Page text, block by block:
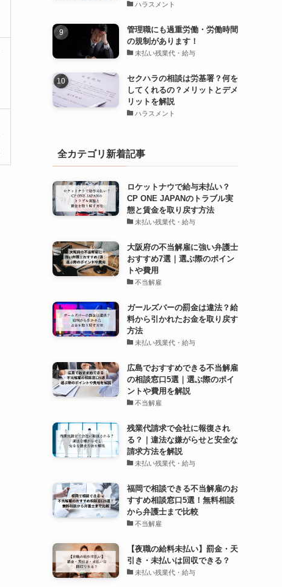
ハラスメント
管理職にも過重労働・労働時間
の規制があります！
未払い残業代・給与
セクハラの相談は労基署？何を
してくれるの？メリットとデメ
リットを解説
ハラスメント
全カテゴリ新着記事
ロケットナウで給与未払い？
CP ONE JAPANのトラブル実
態と賃金を取り戻す方法
未払い残業代・給与
大阪府の不当解雇に強い弁護士
おすすめ7選｜選ぶ際のポイン
トや費用
不当解雇
ガールズバーの罰金は違法？給
料から引かれたお金を取り戻す
方法
未払い残業代・給与
広島でおすすめできる不当解雇
の相談窓口5選｜選ぶ際のポイ
ントや費用を解説
不当解雇
残業代請求で会社に報復され
る？｜違法な嫌がらせと安全な
請求方法を解説
未払い残業代・給与
福岡で相談できる不当解雇のお
すすめ相談窓口5選！無料相談
から弁護士まで比較
不当解雇
【夜職の給料未払い】罰金・天
引き・未払いは回収できる？
未払い残業代・給与